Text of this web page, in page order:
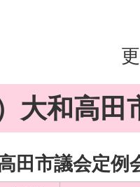
大和高田
田市議会定例